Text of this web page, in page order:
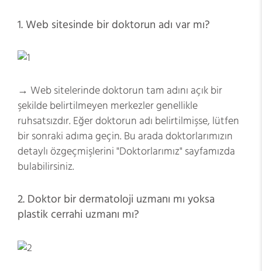
1. Web sitesinde bir doktorun adı var mı?
→ Web sitelerinde doktorun tam adını açık bir
şekilde belirtilmeyen merkezler genellikle
ruhsatsızdır. Eğer doktorun adı belirtilmişse, lütfen
bir sonraki adıma geçin. Bu arada doktorlarımızın
detaylı özgeçmişlerini "Doktorlarımız" sayfamızda
bulabilirsiniz.
2. Doktor bir dermatoloji uzmanı mı yoksa
plastik cerrahi uzmanı mı?